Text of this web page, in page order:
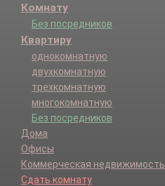
Комнату
Без посредников
Квартиру
однокомнатную
двухкомнатную
трехкомнатную
многокомнатную
Без посредников
Дома
Офисы
Коммерческая недвижимость
Сдать комнату